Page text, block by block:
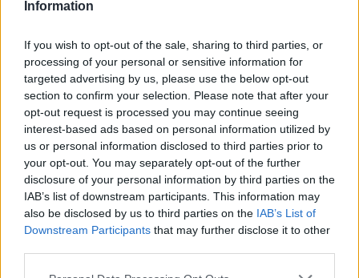
Information
If you wish to opt-out of the sale, sharing to third parties, or
processing of your personal or sensitive information for
targeted advertising by us, please use the below opt-out
section to confirm your selection. Please note that after your
opt-out request is processed you may continue seeing
interest-based ads based on personal information utilized by
us or personal information disclosed to third parties prior to
your opt-out. You may separately opt-out of the further
disclosure of your personal information by third parties on the
IAB’s list of downstream participants. This information may
also be disclosed by us to third parties on the IAB’s List of
Downstream Participants that may further disclose it to other
Τεχνίτης για εργασίες μόνωσης
ΘΕΣΣΑΛΟΝΙΚΗ
Πλήρης απασχόληση
25/07/2026
Υπάλληλος τεχνικής υποστήριξης οικοδομικού
έργου
ΠΑΓΚΡΑΤΙ | ΑΘΗΝΑ - ΑΤΤΙΚΗ